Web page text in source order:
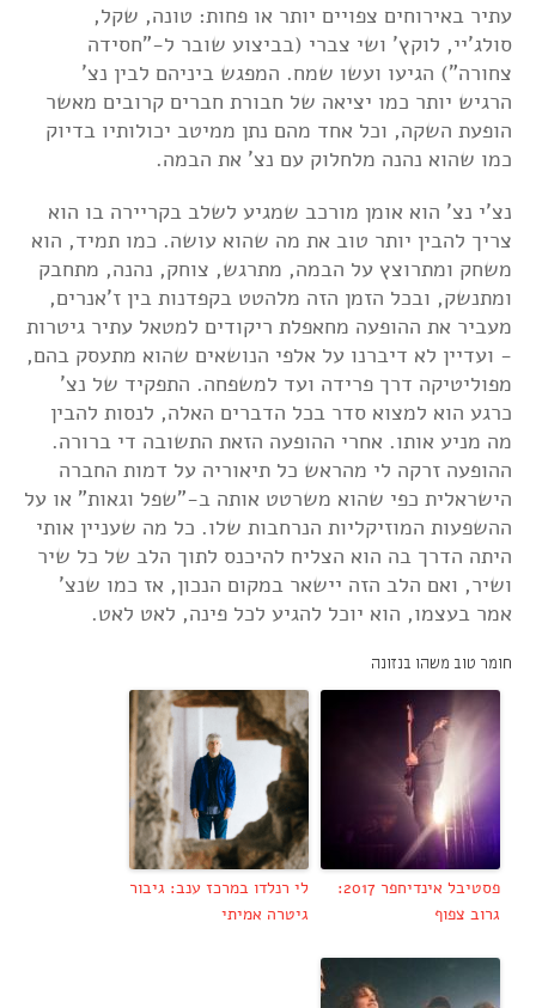
עתיר באירוחים צפויים יותר או פחות: טונה, שקל,
סולג'יי, לוקץ' ושי צברי (בביצוע שובר ל-"חסידה
צחורה") הגיעו ועשו שמח. המפגש ביניהם לבין נצ'
הרגיש יותר כמו יציאה של חבורת חברים קרובים מאשר
הופעת השקה, וכל אחד מהם נתן ממיטב יכולותיו בדיוק
כמו שהוא נהנה מלחלוק עם נצ' את הבמה.
נצ'י נצ' הוא אומן מורכב שמגיע לשלב בקריירה בו הוא
צריך להבין יותר טוב את מה שהוא עושה. כמו תמיד, הוא
משחק ומתרוצץ על הבמה, מתרגש, צוחק, נהנה, מתחבק
ומתנשק, ובכל הזמן הזה מלהטט בקפדנות בין ז'אנרים,
מעביר את ההופעה מחאפלת ריקודים למטאל עתיר גיטרות
- ועדיין לא דיברנו על אלפי הנושאים שהוא מתעסק בהם,
מפוליטיקה דרך פרידה ועד למשפחה. התפקיד של נצ'
כרגע הוא למצוא סדר בכל הדברים האלה, לנסות להבין
מה מניע אותו. אחרי ההופעה הזאת התשובה די ברורה.
ההופעה זרקה לי מהראש כל תיאוריה על דמות החברה
הישראלית כפי שהוא משרטט אותה ב-"שפל וגאות" או על
ההשפעות המוזיקליות הנרחבות שלו. כל מה שעניין אותי
היתה הדרך בה הוא הצליח להיכנס לתוך הלב של כל שיר
ושיר, ואם הלב הזה יישאר במקום הנכון, אז כמו שנצ'
אמר בעצמו, הוא יוכל להגיע לכל פינה, לאט לאט.
חומר טוב משהו בנזונה
פסטיבל אינדיחפר 2017:
גרוב צפוף
לי רנלדו במרכז ענב: גיבור
גיטרה אמיתי